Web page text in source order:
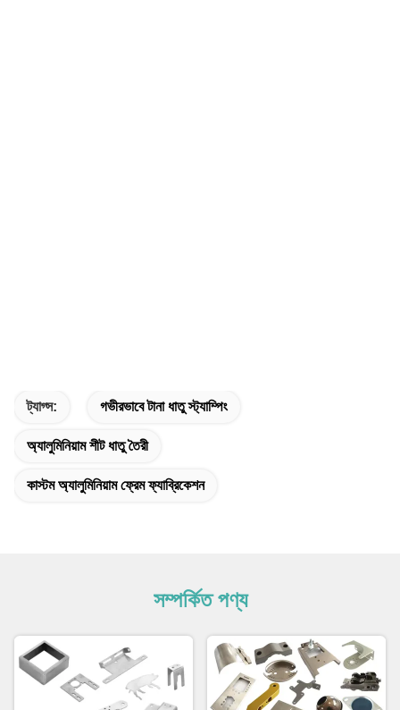
ট্যাগ্স: গভীরভাবে টানা ধাতু স্ট্যাম্পিং
অ্যালুমিনিয়াম শীট ধাতু তৈরী
কাস্টম অ্যালুমিনিয়াম ফ্রেম ফ্যাব্রিকেশন
সম্পর্কিত পণ্য